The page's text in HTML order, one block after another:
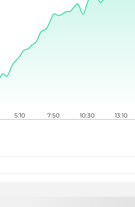
5:10 7:50 10:30 13:10